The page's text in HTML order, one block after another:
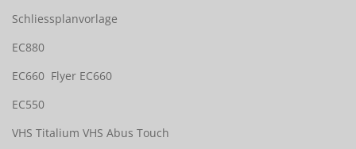
Schliessplanvorlage
EC880
EC660 Flyer EC660
EC550
VHS Titalium VHS Abus Touch